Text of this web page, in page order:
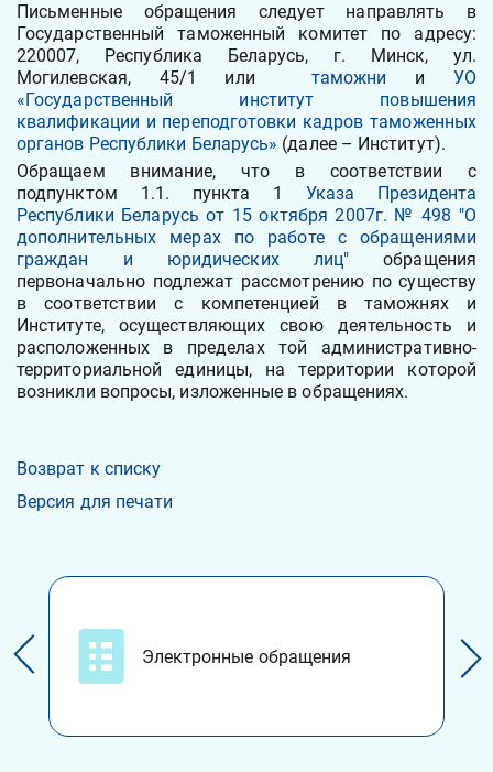
Письменные обращения следует направлять в
Государственный таможенный комитет по адресу:
220007, Республика Беларусь, г. Минск, ул.
Могилевская, 45/1 или таможни и УО
«Государственный институт повышения
квалификации и переподготовки кадров таможенных
органов Республики Беларусь» (далее – Институт).
Обращаем внимание, что в соответствии с
подпунктом 1.1. пункта 1 Указа Президента
Республики Беларусь от 15 октября 2007г. № 498 "О
дополнительных мерах по работе с обращениями
граждан и юридических лиц" обращения
первоначально подлежат рассмотрению по существу
в соответствии с компетенцией в таможнях и
Институте, осуществляющих свою деятельность и
расположенных в пределах той административно-
территориальной единицы, на территории которой
возникли вопросы, изложенные в обращениях.
Возврат к списку
Версия для печати
Электронные обращения